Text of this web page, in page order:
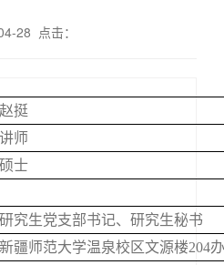
28 点击：
赵挺
讲师
硕士
研究生党支部书记、研究生秘书
新疆师范大学温泉校区文源楼204